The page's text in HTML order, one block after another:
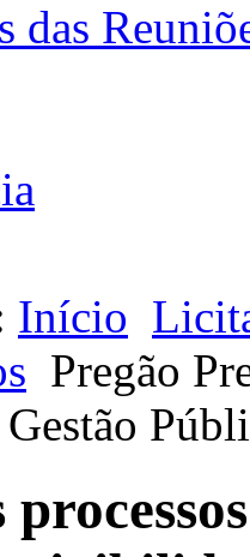
das
Início
Pregão